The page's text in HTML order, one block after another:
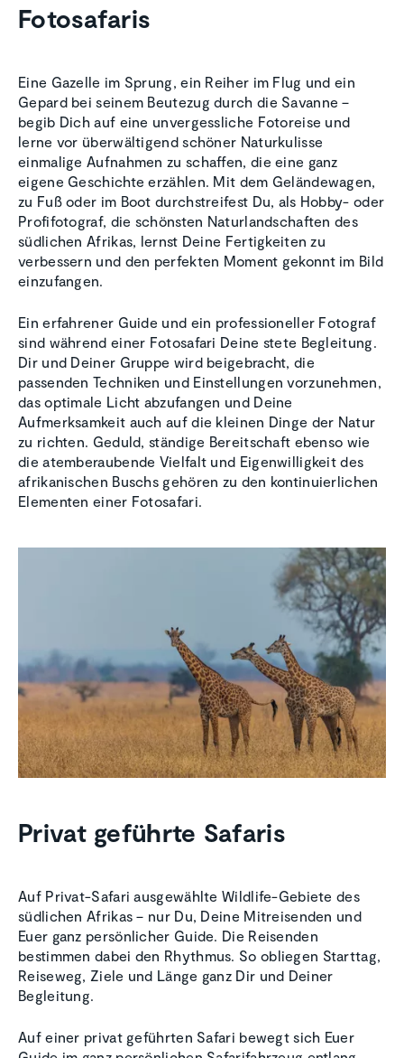
Fotosafaris
Eine Gazelle im Sprung, ein Reiher im Flug und ein
Gepard bei seinem Beutezug durch die Savanne –
begib Dich auf eine unvergessliche Fotoreise und
lerne vor überwältigend schöner Naturkulisse
einmalige Aufnahmen zu schaffen, die eine ganz
eigene Geschichte erzählen. Mit dem Geländewagen,
zu Fuß oder im Boot durchstreifest Du, als Hobby- oder
Profifotograf, die schönsten Naturlandschaften des
südlichen Afrikas, lernst Deine Fertigkeiten zu
verbessern und den perfekten Moment gekonnt im Bild
einzufangen.
Ein erfahrener Guide und ein professioneller Fotograf
sind während einer Fotosafari Deine stete Begleitung.
Dir und Deiner Gruppe wird beigebracht, die
passenden Techniken und Einstellungen vorzunehmen,
das optimale Licht abzufangen und Deine
Aufmerksamkeit auch auf die kleinen Dinge der Natur
zu richten. Geduld, ständige Bereitschaft ebenso wie
die atemberaubende Vielfalt und Eigenwilligkeit des
afrikanischen Buschs gehören zu den kontinuierlichen
Elementen einer Fotosafari.
Privat geführte Safaris
Auf Privat-Safari ausgewählte Wildlife-Gebiete des
südlichen Afrikas – nur Du, Deine Mitreisenden und
Euer ganz persönlicher Guide. Die Reisenden
bestimmen dabei den Rhythmus. So obliegen Starttag,
Reiseweg, Ziele und Länge ganz Dir und Deiner
Begleitung.
Auf einer privat geführten Safari bewegt sich Euer